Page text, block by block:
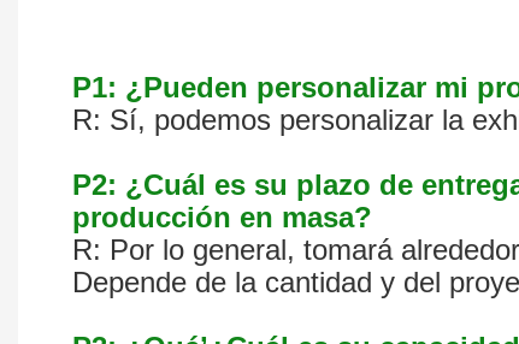
P1: ¿Pueden personalizar mi
R: Sí, podemos personalizar la
P2: ¿Cuál es su plazo de
producción en masa?
R: Por lo general, tomará
Depende de la cantidad y del